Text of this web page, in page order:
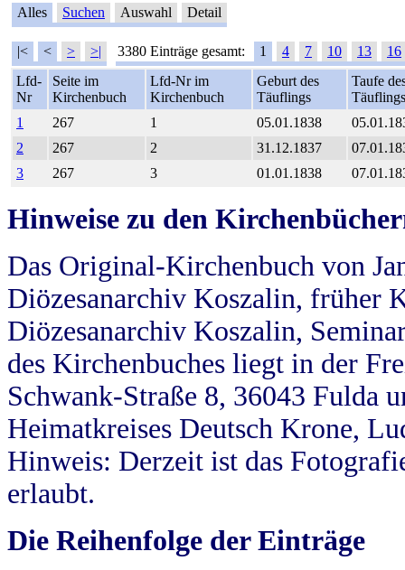
Alles Suchen Auswahl Detail
|< < > >| 3380 Einträge gesamt: 1 4 7 10 13
16
Lfd-
Nr
Seite im
Kirchenbuch
Lfd-Nr im
Kirchenbuch
Geburt des
Täuflings
Taufe
Täuflings
1
267 1 05.01.1838
2
267 2 31.12.1837
3
267 3 01.01.1838
Hinweise zu den
Das Original-Kirchenbuch von
Diözesanarchiv Koszalin, früher
Diözesanarchiv Koszalin,
des Kirchenbuches liegt in der
Schwank-Straße 8, 36043 Fulda
Heimatkreises Deutsch Krone,
Hinweis: Derzeit ist das
erlaubt.
Die Reihenfolge der Einträge